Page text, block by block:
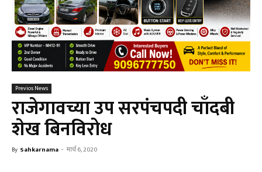
Previos News
राजेगावच्या उप सरपंचपदी चाँदबी
शेख बिनविरोध
By Sahkarnama - मार्च 6, 2020